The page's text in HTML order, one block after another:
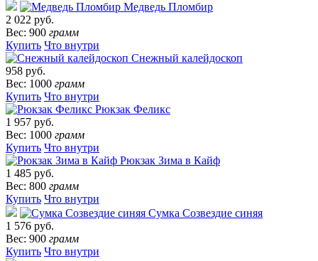
Медведь Пломбир
2 022 руб.
Вес: 900 грамм
Купить Что внутри
Снежный калейдоскоп
958 руб.
Вес: 1000 грамм
Купить Что внутри
Рюкзак Феликс
1 957 руб.
Вес: 1000 грамм
Купить Что внутри
Рюкзак Зима в Кайф
1 485 руб.
Вес: 800 грамм
Купить Что внутри
Сумка Созвездие синяя
1 576 руб.
Вес: 900 грамм
Купить Что внутри